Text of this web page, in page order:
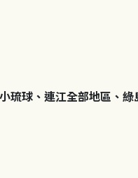
琉球、連江全部地區、綠